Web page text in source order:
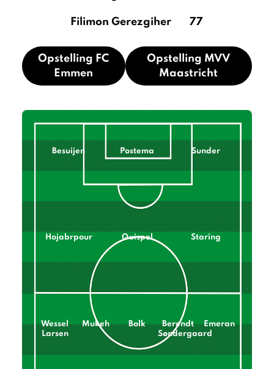
Filimon Gerezgiher 77
Opstelling FC
Emmen
Opstelling MVV
Maastricht
Besuijen Postema Sunder
Hojabrpour Quispel Staring
Wessel
Larsen
Mukeh Bolk
Berendt
Søndergaard
Emeran